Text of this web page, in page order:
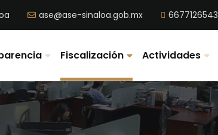
ase@ase-sinaloa.gob.mx 6677126543
Fiscalización Actividades